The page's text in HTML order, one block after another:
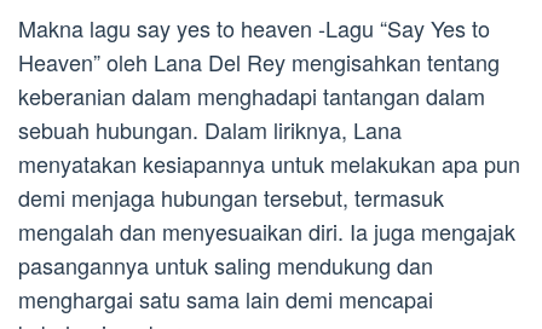
Makna lagu say yes to heaven -Lagu “Say Yes to
Heaven” oleh Lana Del Rey mengisahkan tentang
keberanian dalam menghadapi tantangan dalam
sebuah hubungan. Dalam liriknya, Lana
menyatakan kesiapannya untuk melakukan apa pun
demi menjaga hubungan tersebut, termasuk
mengalah dan menyesuaikan diri. Ia juga mengajak
pasangannya untuk saling mendukung dan
menghargai satu sama lain demi mencapai